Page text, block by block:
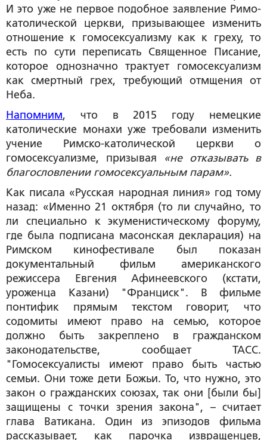
И это уже не первое подобное заявление Римо-
католической церкви, призывающее изменить
отношение к гомосексуализму как к греху, то
есть по сути переписать Священное Писание,
которое однозначно трактует гомосексуализм
как смертный грех, требующий отмщения от
Неба.
Напомним, что в 2015 году немецкие
католические монахи уже требовали изменить
учение Римско-католической церкви о
гомосексуализме, призывая «не отказывать в
благословлении гомосексуальным парам».
Как писала «Русская народная линия» год тому
назад: «Именно 21 октября (то ли случайно, то
ли специально к экуменистическому форуму,
где была подписана масонская декларация) на
Римском кинофестивале был показан
документальный фильм американского
режиссера Евгения Афинеевского (кстати,
уроженца Казани) "Франциск". В фильме
понтифик прямым текстом говорит, что
содомиты имеют право на семью, которое
должно быть закреплено в гражданском
законодательстве, сообщает ТАСС.
"Гомосексуалисты имеют право быть частью
семьи. Они тоже дети Божьи. То, что нужно, это
закон о гражданских союзах, так они [были бы]
защищены с точки зрения закона", – считает
глава Ватикана. Один из эпизодов фильма
рассказывает, как парочка извращенцев,